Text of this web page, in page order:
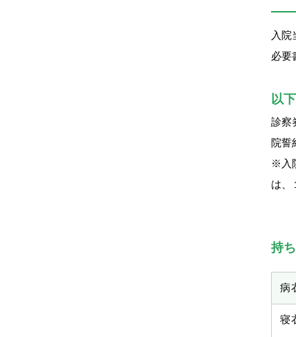
入院
必要
以
診察
院誓
※入
は、
持
病
寝